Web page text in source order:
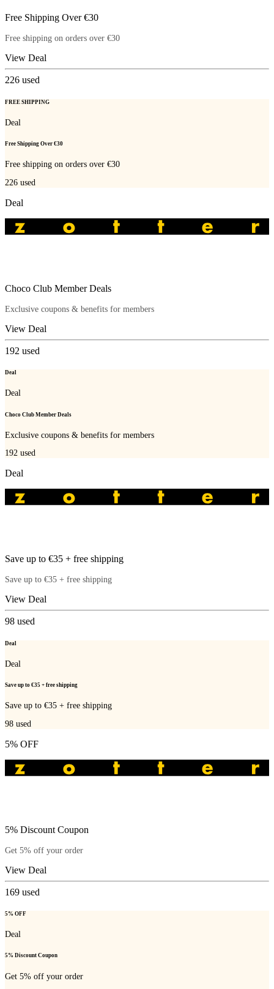
Free Shipping Over €30
Free shipping on orders over €30
View Deal
226 used
FREE SHIPPING
Deal
Free Shipping Over €30
Free shipping on orders over €30
226 used
Deal
Choco Club Member Deals
Exclusive coupons & benefits for members
View Deal
192 used
Deal
Deal
Choco Club Member Deals
Exclusive coupons & benefits for members
192 used
Deal
Save up to €35 + free shipping
Save up to €35 + free shipping
View Deal
98 used
Deal
Deal
Save up to €35 + free shipping
Save up to €35 + free shipping
98 used
5% OFF
5% Discount Coupon
Get 5% off your order
View Deal
169 used
5% OFF
Deal
5% Discount Coupon
Get 5% off your order